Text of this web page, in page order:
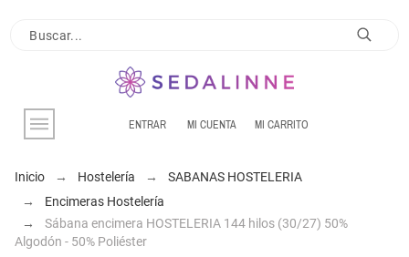
ENTRAR MI CUENTA MI CARRITO
Inicio Hostelería
SABANAS HOSTELERIA
Encimeras Hostelería
Sábana encimera HOSTELERIA 144 hilos (30/27) 50%
Algodón - 50% Poliéster